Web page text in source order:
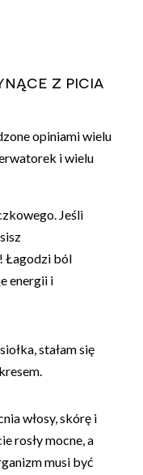
z picia
opiniami wielu
i wielu
Jeśli
Łagodzi ból
energii i
stałam się
włosy, skórę i
rosły mocne, a
musi być